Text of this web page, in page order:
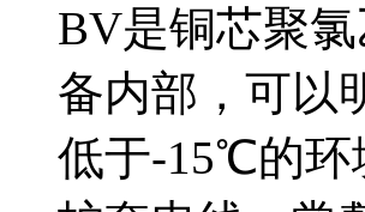
BV是铜芯聚
备内部，可以
低于-15℃的环